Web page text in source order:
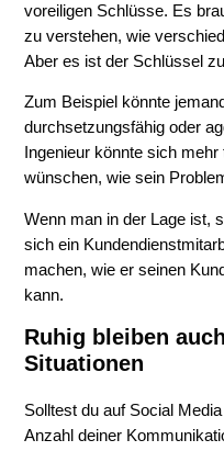
voreiligen Schlüsse. Es
zu verstehen, wie
Aber es ist der Schlüssel
Zum Beispiel könnte
durchsetzungsfähig oder
Ingenieur könnte sich
wünschen, wie sein
Wenn man in der Lage ist,
sich ein
machen, wie er seinen
kann.
Ruhig bleiben
Situationen
Solltest du auf Social
Anzahl deiner